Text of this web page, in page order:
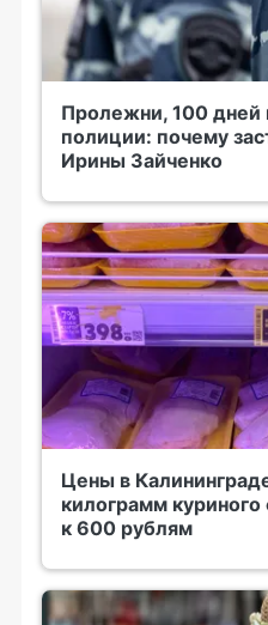
Пролежни, 100
полиции: почему
Ирины Зайченко
Цены в
килограмм
к 600 рублям